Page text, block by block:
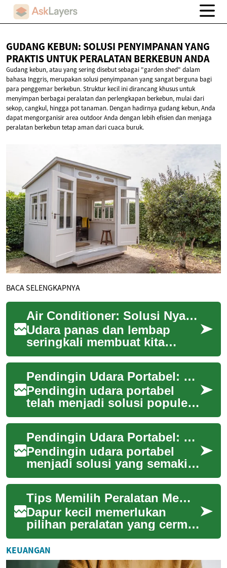
GUDANG KEBUN: SOLUSI PENYIMPANAN YANG
PRAKTIS UNTUK PERALATAN BERKEBUN ANDA
Gudang kebun, atau yang sering disebut sebagai "garden shed" dalam
bahasa Inggris, merupakan solusi penyimpanan yang sangat berguna bagi
para penggemar berkebun. Struktur kecil ini dirancang khusus untuk
menyimpan berbagai peralatan dan perlengkapan berkebun, mulai dari
sekop, cangkul, hingga pot tanaman. Dengan hadirnya gudang kebun, Anda
dapat mengorganisir area outdoor Anda dengan lebih efisien dan menjaga
peralatan berkebun tetap aman dari cuaca buruk.
BACA SELENGKAPNYA
Air Conditioner: Solusi Nyaman untuk Rumah Anda
Udara panas dan lembap
seringkali membuat kita
merasa tidak nyaman di
dalam rumah. Untungnya, ada
solusi yang dapat m...
Pendingin Udara Portabel: Solusi Praktis untuk Kenyamanan Ruangan
Pendingin udara portabel
telah menjadi solusi populer
bagi mereka yang
menginginkan kenyamanan
tanpa perlu memasang u... Pendingin Udara Portabel: Solusi Praktis untuk Kenyamanan Ruangan
Pendingin udara portabel
menjadi solusi yang semakin
populer bagi mereka yang
menginginkan kenyamanan
suhu ruangan ta...
Tips Memilih Peralatan Memasak yang Cocok untuk Dapur Kecil
Dapur kecil memerlukan
pilihan peralatan yang cermat
agar tetap fungsional, hemat
ruang, dan aman. Panduan
ini memban...
KEUANGAN